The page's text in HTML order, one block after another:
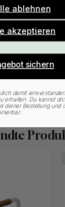
ablehnen
akzeptieren
bis zum 31. August
sichern
damit
erhalten. Du kannst
deiner Bestellung und